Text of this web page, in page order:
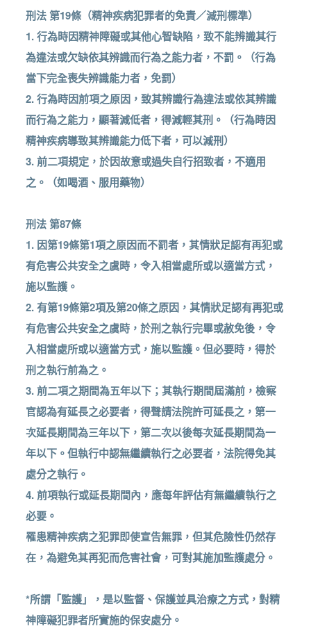
刑法 第19條（精神疾病犯罪者的免責／減刑標準）
1. 行為時因精神障礙或其他心智缺陷，致不能辨識其行
為違法或欠缺依其辨識而行為之能力者，不罰。（行為
當下完全喪失辨識能力者，免罰）
2. 行為時因前項之原因，致其辨識行為違法或依其辨識
而行為之能力，顯著減低者，得減輕其刑。（行為時因
精神疾病導致其辨識能力低下者，可以減刑）
3. 前二項規定，於因故意或過失自行招致者，不適用
之。（如喝酒、服用藥物）
刑法 第87條
1. 因第19條第1項之原因而不罰者，其情狀足認有再犯或
有危害公共安全之虞時，令入相當處所或以適當方式，
施以監護。
2. 有第19條第2項及第20條之原因，其情狀足認有再犯或
有危害公共安全之虞時，於刑之執行完畢或赦免後，令
入相當處所或以適當方式，施以監護。但必要時，得於
刑之執行前為之。
3. 前二項之期間為五年以下；其執行期間屆滿前，檢察
官認為有延長之必要者，得聲請法院許可延長之，第一
次延長期間為三年以下，第二次以後每次延長期間為一
年以下。但執行中認無繼續執行之必要者，法院得免其
處分之執行。
4. 前項執行或延長期間內，應每年評估有無繼續執行之
必要。
罹患精神疾病之犯罪即使宣告無罪，但其危險性仍然存
在，為避免其再犯而危害社會，可對其施加監護處分。
*所謂「監護」，是以監督、保護並具治療之方式，對精
神障礙犯罪者所實施的保安處分。